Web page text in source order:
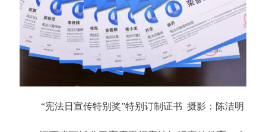
“宪法日宣传特别奖”特别订制证书 摄影：陈洁明